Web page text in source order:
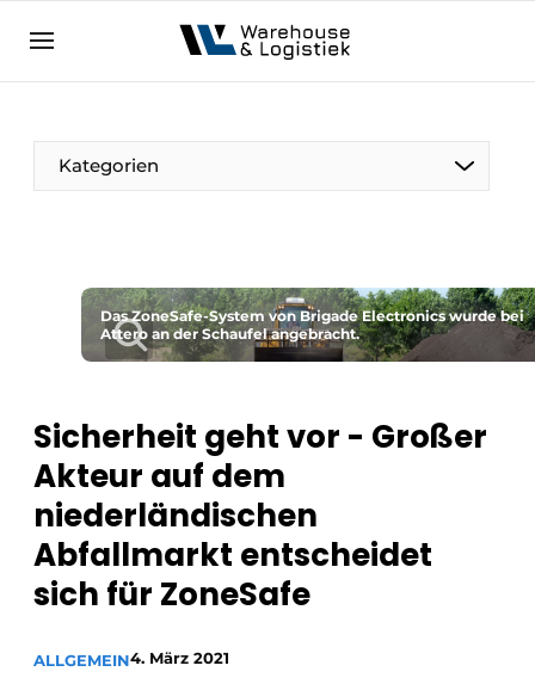
NL EN
Kategorien
Das ZoneSafe-System von Brigade Electronics wurde bei
Attero an der Schaufel angebracht.
Sicherheit geht vor - Großer
Akteur auf dem
niederländischen
Abfallmarkt entscheidet
sich für ZoneSafe
ALLGEMEIN4. März 2021